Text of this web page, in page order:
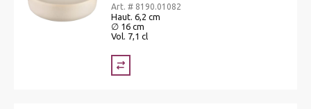
Art. # 8190.01082
Haut. 6,2 cm
∅ 16 cm
Vol. 7,1 cl